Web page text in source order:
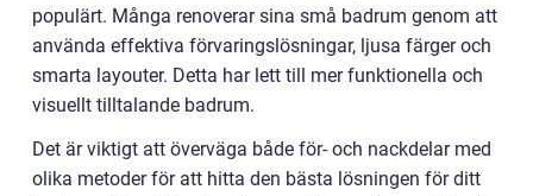
populärt. Många renoverar sina små badrum genom att
använda effektiva förvaringslösningar, ljusa färger och
smarta layouter. Detta har lett till mer funktionella och
visuellt tilltalande badrum.
Det är viktigt att överväga både för- och nackdelar med
olika metoder för att hitta den bästa lösningen för ditt